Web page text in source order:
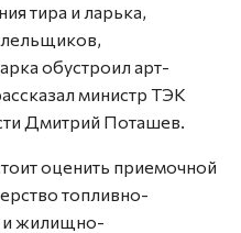
тира и ларька,
обустроил арт-
министр ТЭК
Дмитрий Поташев.
оценить приемочной
топливно-
и жилищно-